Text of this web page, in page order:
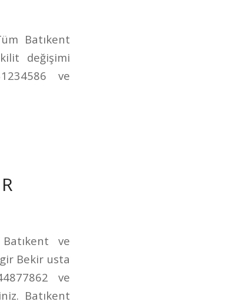
Batıkent
değişimi
ve
ve
Bekir usta
ve
Batıkent